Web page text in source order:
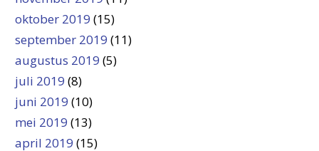
oktober 2019 (15)
september 2019 (11)
augustus 2019 (5)
juli 2019 (8)
juni 2019 (10)
mei 2019 (13)
april 2019 (15)